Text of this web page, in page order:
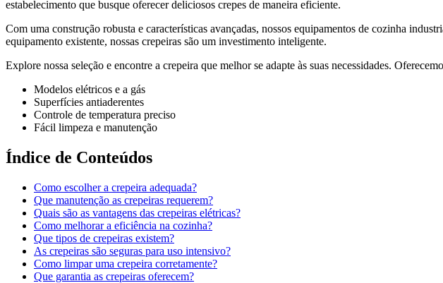
estabelecimento que busque oferecer deliciosos crepes de maneira eficiente.
Com uma construção robusta e características avançadas, nossos equipamentos de cozinha
equipamento existente, nossas crepeiras são um investimento inteligente.
Explore nossa seleção e encontre a crepeira que melhor se adapte às suas necessidades.
Modelos elétricos e a gás
Superfícies antiaderentes
Controle de temperatura preciso
Fácil limpeza e manutenção
Índice de Conteúdos
Como escolher a crepeira adequada?
Que manutenção as crepeiras requerem?
Quais são as vantagens das crepeiras elétricas?
Como melhorar a eficiência na cozinha?
Que tipos de crepeiras existem?
As crepeiras são seguras para uso intensivo?
Como limpar uma crepeira corretamente?
Que garantia as crepeiras oferecem?